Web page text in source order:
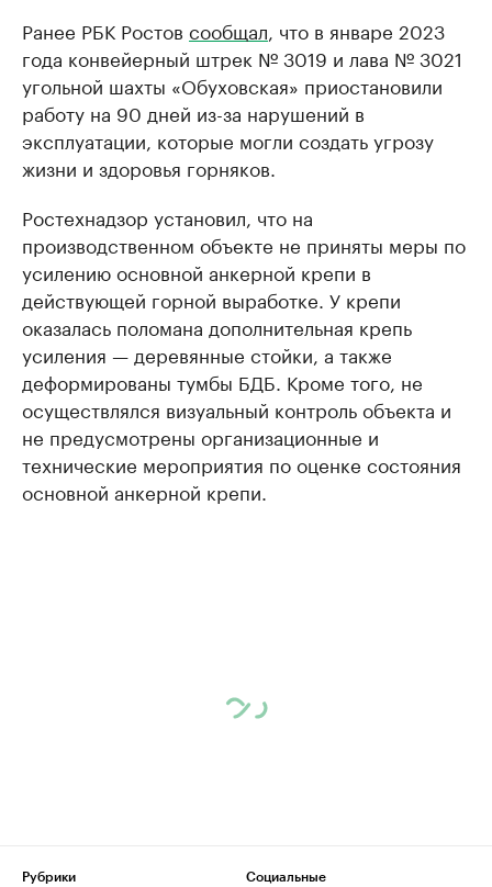
Ранее РБК Ростов сообщал , что в январе 2023
года конвейерный штрек № 3019 и лава № 3021
угольной шахты «Обуховская» приостановили
работу на 90 дней из-за нарушений в
эксплуатации, которые могли создать угрозу
жизни и здоровья горняков.
Ростехнадзор установил, что на
производственном объекте не приняты меры по
усилению основной анкерной крепи в
действующей горной выработке. У крепи
оказалась поломана дополнительная крепь
усиления — деревянные стойки, а также
деформированы тумбы БДБ. Кроме того, не
осуществлялся визуальный контроль объекта и
не предусмотрены организационные и
технические мероприятия по оценке состояния
основной анкерной крепи.
Рубрики
Социальные